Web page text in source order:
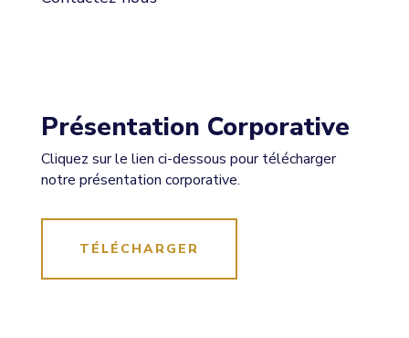
Présentation Corporative
Cliquez sur le lien ci-dessous pour télécharger
notre présentation corporative.
TÉLÉCHARGER